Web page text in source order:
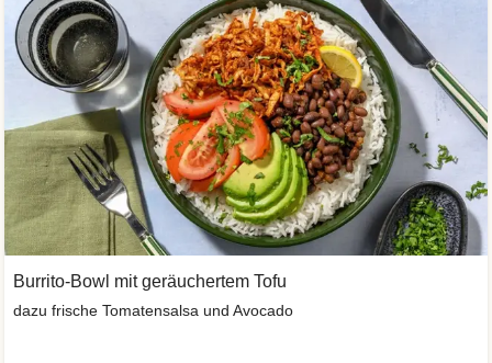
Burrito-Bowl mit geräuchertem Tofu
dazu frische Tomatensalsa und Avocado